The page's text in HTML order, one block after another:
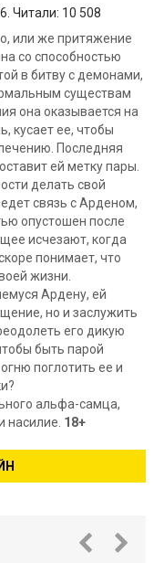
Читали: 10 508
или же притяжение
со способностью
в битву с демонами,
существам
она оказывается на
кусает ее, чтобы
Последняя
ей метку пары.
делать свой
связь с Арденом,
опустошен после
исчезают, когда
понимает, что
жизни.
Ардену, ей
но и заслужить
его дикую
быть парой
поглотить ее и
альфа-самца,
насилие. 18+